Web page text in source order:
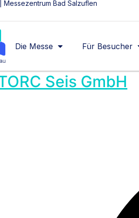
Messezentrum Bad Salzuflen
Die Messe Für Besucher
Seis GmbH